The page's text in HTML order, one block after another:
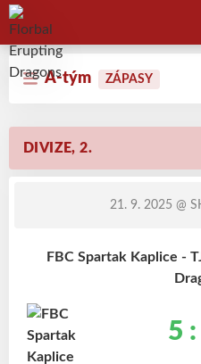
Florbal Erupting Dragons
A-tým ZÁPASY
DIVIZE, 2.
21. 9. 2025 @
FBC Spartak Kaplice -
5